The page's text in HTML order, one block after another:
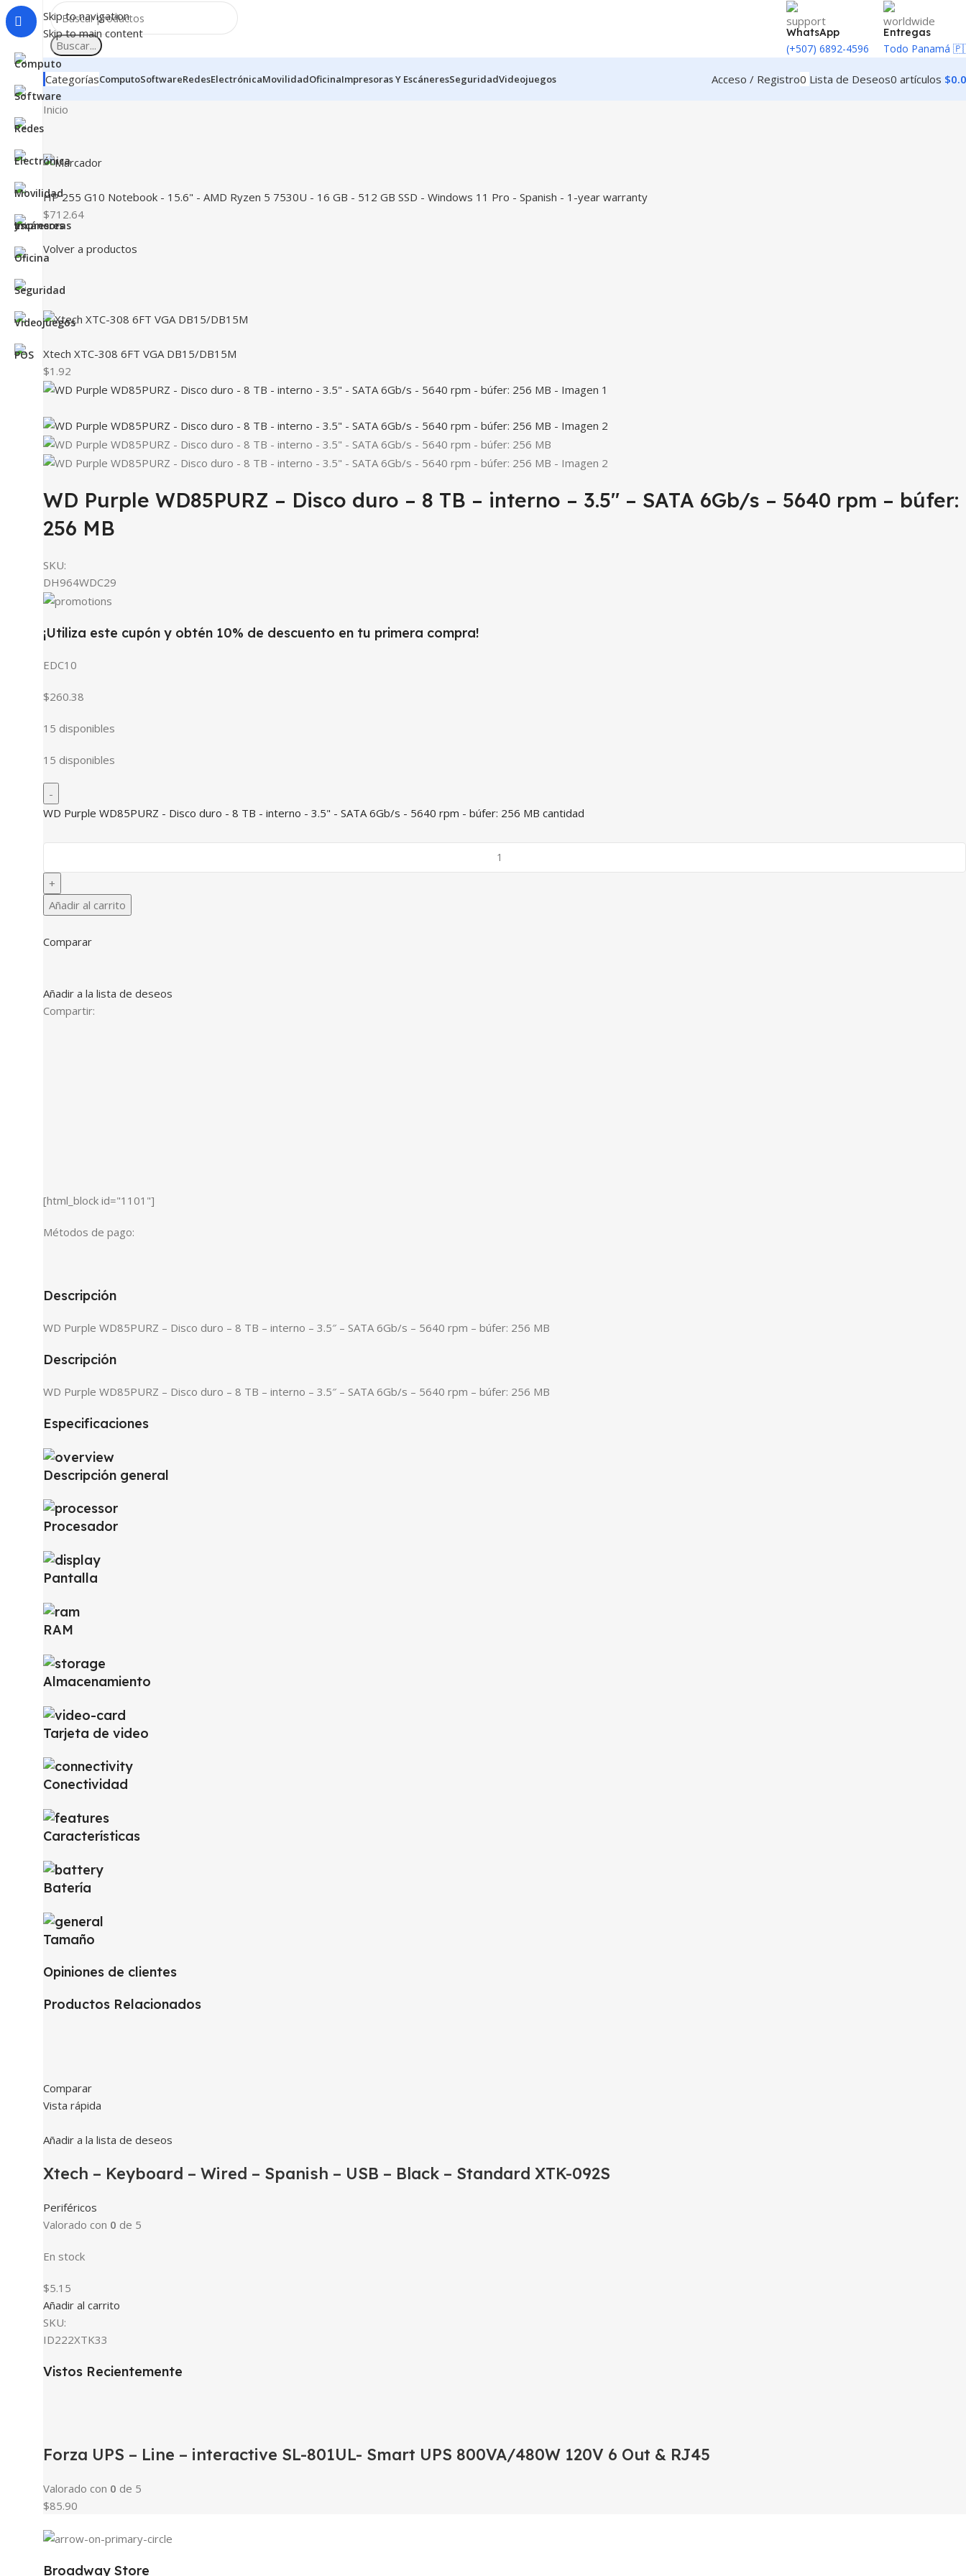
Skip to navigation
Skip to main content
Buscar...
WhatsApp
(+507) 6892-4596
Entregas
Todo Panamá
CategoríasComputoSoftwareRedesElectrónicaMovilidadOficinaImpresoras Y EscáneresSeguridadVideojuegos Acceso / Registro0 Lista de Deseos0 artículos $
Inicio
HP 255 G10 Notebook - 15.6" - AMD Ryzen 5 7530U - 16 GB - 512 GB SSD - Windows 11 Pro - Spanish - 1-year warranty
$712.64
Volver a productos
Xtech XTC-308 6FT VGA DB15/DB15M
$1.92
WD Purple WD85PURZ – Disco duro – 8 TB – interno – 3.5″ – SATA 6Gb/s – 5640 rpm – búfer:
256 MB
SKU:
DH964WDC29
¡Utiliza este cupón y obtén 10% de descuento en tu primera compra!
EDC10
$260.38
15 disponibles
15 disponibles
WD Purple WD85PURZ - Disco duro - 8 TB - interno - 3.5" - SATA 6Gb/s - 5640 rpm - búfer: 256 MB cantidad
Añadir al carrito
Comparar
Añadir a la lista de deseos
Compartir:
[html_block id="1101"]
Métodos de pago:
Descripción
WD Purple WD85PURZ – Disco duro – 8 TB – interno – 3.5″ – SATA 6Gb/s – 5640 rpm – búfer: 256 MB
Descripción
WD Purple WD85PURZ – Disco duro – 8 TB – interno – 3.5″ – SATA 6Gb/s – 5640 rpm – búfer: 256 MB
Especificaciones
Descripción general
Procesador
Pantalla
RAM
Almacenamiento
Tarjeta de video
Conectividad
Características
Batería
Tamaño
Opiniones de clientes
Productos Relacionados
Comparar
Vista rápida
Añadir a la lista de deseos
Xtech – Keyboard – Wired – Spanish – USB – Black – Standard XTK-092S
Periféricos
Valorado con 0 de 5
En stock
$5.15
Añadir al carrito
SKU:
ID222XTK33
Vistos Recientemente
Forza UPS – Line – interactive SL-801UL- Smart UPS 800VA/480W 120V 6 Out & RJ45
Valorado con 0 de 5
$85.90
Broadway Store